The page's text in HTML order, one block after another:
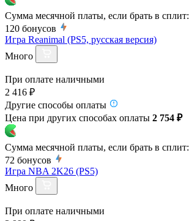
Сумма месячной платы, если брать в сплит:
120 бонусов
Игра Reanimal (PS5, русская версия)
Много
При оплате наличными
2 416 ₽
Другие способы оплаты
Цена при других способах оплаты 2 754 ₽
Сумма месячной платы, если брать в сплит:
72 бонусов
Игра NBA 2K26 (PS5)
Много
При оплате наличными